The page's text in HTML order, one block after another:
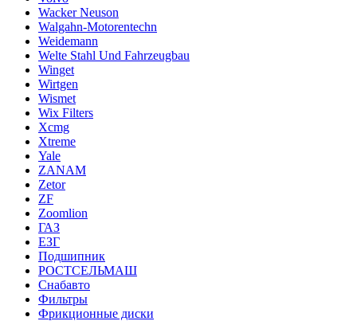
Wacker Neuson
Walgahn-Motorentechn
Weidemann
Welte Stahl Und Fahrzeugbau
Winget
Wirtgen
Wismet
Wix Filters
Xcmg
Xtreme
Yale
ZANAM
Zetor
ZF
Zoomlion
ГАЗ
ЕЗГ
Подшипник
РОСТСЕЛЬМАШ
Снабавто
Фильтры
Фрикционные диски